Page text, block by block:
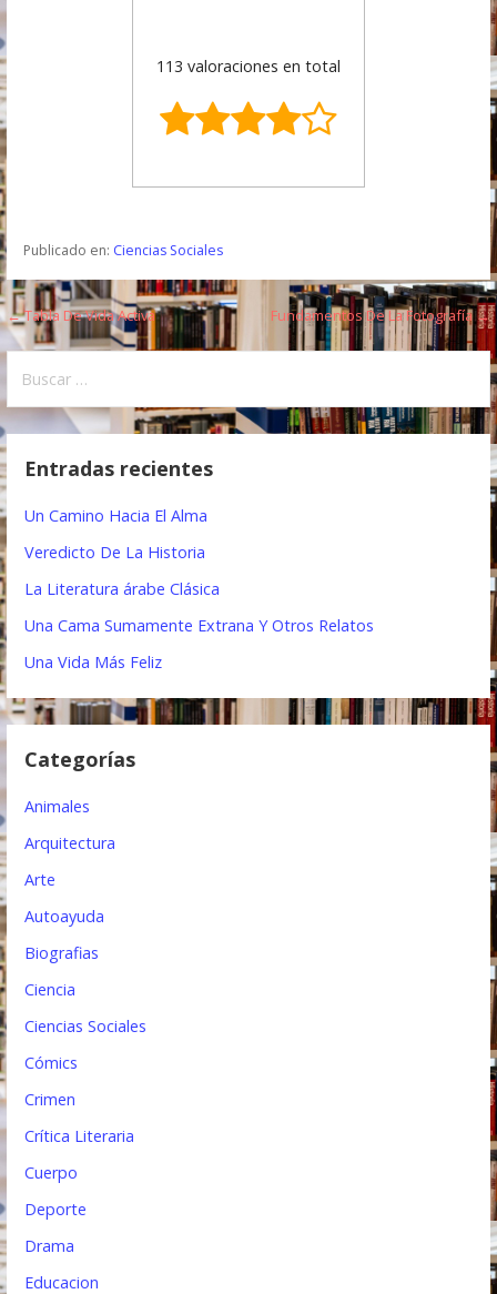
113 valoraciones en total
Publicado en: Ciencias Sociales
N
a
v
e
a
ó
d
n
← Tabla De Vida Activa Fundamentos De La Fotografía →
s
Entradas recientes
Un Camino Hacia El Alma
Veredicto De La Historia
La Literatura árabe Clásica
Una Cama Sumamente Extrana Y Otros Relatos
Una Vida Más Feliz
Categorías
Animales
Arquitectura
Arte
Autoayuda
Biografias
Ciencia
Ciencias Sociales
Cómics
Crimen
Crítica Literaria
Cuerpo
Deporte
Drama
Educacion